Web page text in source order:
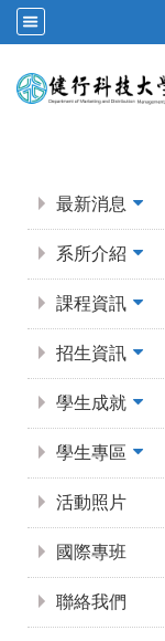
最新消息
系所介紹
課程資訊
招生資訊
學生成就
學生專區
活動照片
國際專班
聯絡我們